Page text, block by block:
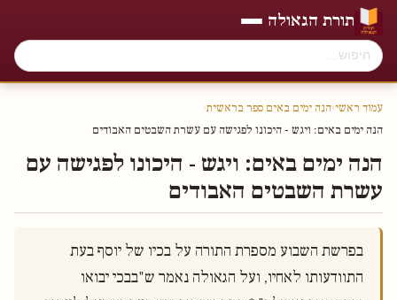
תורת הגאולה
עמוד ראשי›הנה ימים באים ספר בראשית›
הנה ימים באים׃ ויגש - היכונו לפגישה עם עשרת השבטים האבודים
הנה ימים באים׃ ויגש - היכונו לפגישה עם
עשרת השבטים האבודים